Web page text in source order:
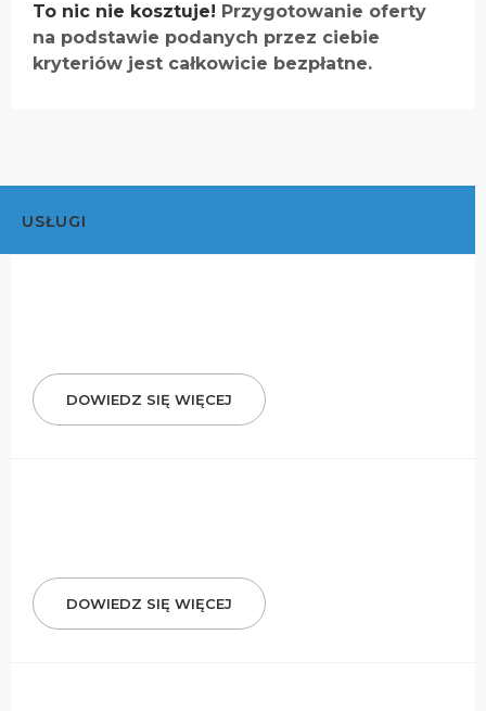
To nic nie kosztuje! Przygotowanie oferty
na podstawie podanych przez ciebie
kryteriów jest całkowicie bezpłatne.
USŁUGI
DOWIEDZ SIĘ WIĘCEJ
DOWIEDZ SIĘ WIĘCEJ